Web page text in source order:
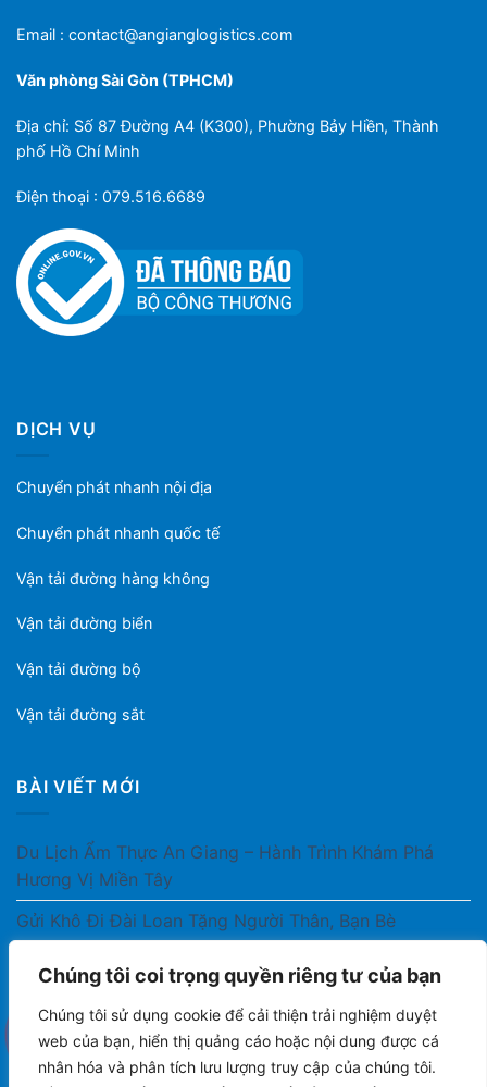
Chúng tôi coi trọng quyền riêng tư của bạn
Chúng tôi sử dụng cookie để cải thiện trải nghiệm duyệt
web của bạn, hiển thị quảng cáo hoặc nội dung được cá
nhân hóa và phân tích lưu lượng truy cập của chúng tôi.
Email : contact@angianglogistics.com
Văn phòng Sài Gòn (TPHCM)
Địa chỉ: Số 87 Đường A4 (K300), Phường Bảy Hiền, Thành
phố Hồ Chí Minh
Điện thoại : 079.516.6689
DỊCH VỤ
Chuyển phát nhanh nội địa
Chuyển phát nhanh quốc tế
Vận tải đường hàng không
Vận tải đường biển
Vận tải đường bộ
Vận tải đường sắt
BÀI VIẾT MỚI
Du Lịch Ẩm Thực An Giang – Hành Trình Khám Phá
Hương Vị Miền Tây
Gửi Khô Đi Đài Loan Tặng Người Thân, Bạn Bè
Gửi Thuốc Cho Người Thân Ở Nước Ngoài Có Được
Không?
Gửi Công Văn, Tài Liệu Hỏa Tốc Từ Nam Ra Bắc
Gửi Cà Phê Đóng Gói Sang Áo Có Được Không?